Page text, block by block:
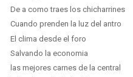
De a como traes los chicharrines
Cuando prenden la luz del antro
El clima desde el foro
Salvando la economia
las mejores carnes de la central